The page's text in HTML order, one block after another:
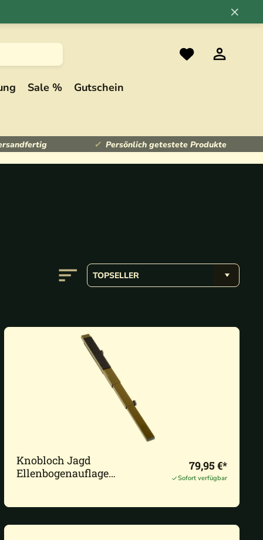
×
Sale % Gutschein
Persönlich getestete Produkte
Knobloch Jagd
Ellenbogenauflage
79,95 €*
Sofort verfügbar